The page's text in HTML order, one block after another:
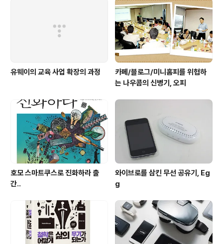
유웨이의 교육 사업 확장의 과정
카페/블로그/미니홈피를 위협하
는 나우콤의 신병기, 오피
호모 스마트쿠스로 진화하라 출
간..
와이브로를 삼킨 무선 공유기, Eg
g